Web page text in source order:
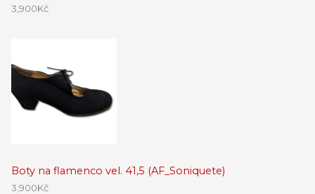
3,900Kč
Boty na flamenco vel. 41,5 (AF_Soniquete)
3,900Kč